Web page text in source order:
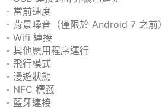
- 當前速度
- 背景噪音（僅限於 Android 7 之前）
- Wifi 連接
- 其他應用程序運行
- 飛行模式
- 漫遊狀態
- NFC 標籤
- 藍牙連接